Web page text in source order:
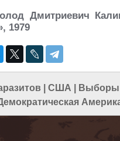
Дмитриевич
1979
США
в Мире|Политика